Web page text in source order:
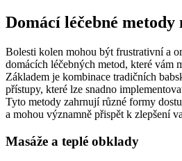
Domácí léčebné metody
Bolesti kolen mohou být frustrativní a
domácích léčebných metod, které vám
Základem je kombinace tradičních
přístupy, které lze snadno
Tyto metody zahrnují různé formy
a mohou významně přispět k zlepšení
Masáže a teplé obklady